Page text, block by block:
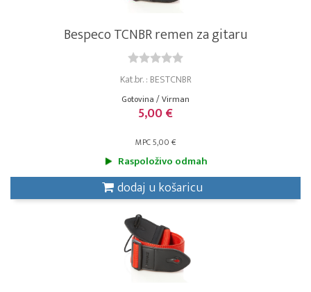
Bespeco TCNBR remen za gitaru
Kat.br. : BESTCNBR
Gotovina / Virman
5,00 €
MPC 5,00 €
Raspoloživo odmah
dodaj u košaricu